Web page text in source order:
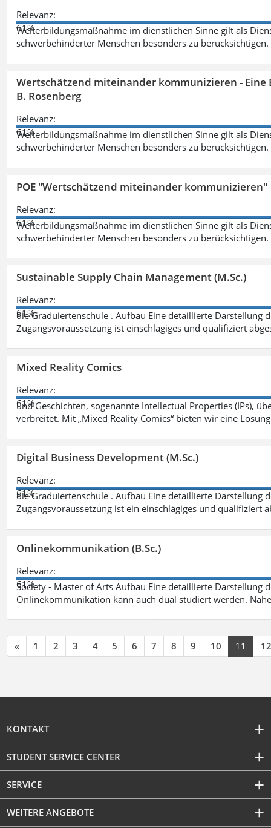
Relevanz:
61%
Weiterbildungsmaßnahme im dienstlichen Sinne gilt als
schwerbehinderter Menschen besonders zu berücksichtigen.
Wertschätzend miteinander kommunizieren -
B. Rosenberg
Relevanz:
61%
Weiterbildungsmaßnahme im dienstlichen Sinne gilt als
schwerbehinderter Menschen besonders zu berücksichtigen.
POE "Wertschätzend miteinander kommunizieren"
Relevanz:
61%
Weiterbildungsmaßnahme im dienstlichen Sinne gilt als
schwerbehinderter Menschen besonders zu berücksichtigen.
Sustainable Supply Chain Management (M.Sc.)
Relevanz:
61%
die Graduiertenschule . Aufbau Eine detaillierte Darstellung
Zugangsvoraussetzung ist einschlägiges und qualifiziert
Mixed Reality Comics
Relevanz:
61%
und Geschichten, sogenannte Intellectual Properties (IPs),
verbreitet. Mit „Mixed Reality Comics“ bieten wir eine
Digital Business Development (M.Sc.)
Relevanz:
61%
die Graduiertenschule . Aufbau Eine detaillierte Darstellung
Zugangsvoraussetzung ist ein einschlägiges und qualifiziert
Onlinekommunikation (B.Sc.)
Relevanz:
61%
Society - Master of Arts Aufbau Eine detaillierte Darstellung
Onlinekommunikation kann auch dual studiert werden.
« 1 2 3 4 5 6 7 8 9 10 11 12
KONTAKT
STUDENT SERVICE CENTER
SERVICE
WEITERE ANGEBOTE